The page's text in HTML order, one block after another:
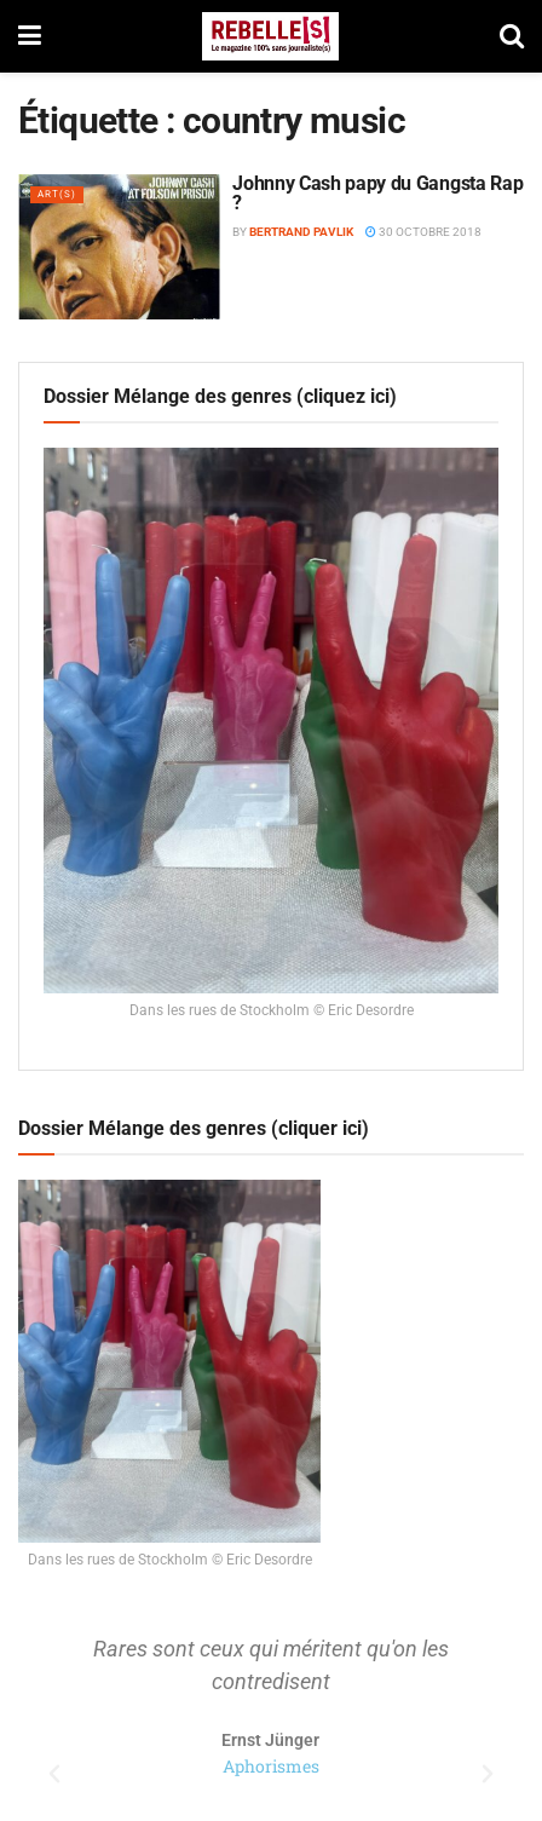
Étiquette : country music
ART(S)
Johnny Cash papy du Gangsta Rap
?
BYBERTRAND PAVLIK 30 OCTOBRE 2018
Dossier Mélange des genres (cliquez ici)
Dans les rues de Stockholm © Eric Desordre
Dossier Mélange des genres (cliquer ici)
Dans les rues de Stockholm © Eric Desordre
Rares sont ceux qui méritent qu'on les
contredisent
Ernst Jünger
Aphorismes